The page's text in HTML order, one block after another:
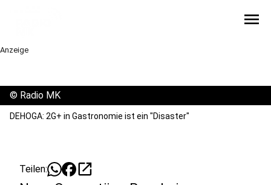
menu
Anzeige
© Radio MK
DEHOGA: 2G+ in Gastronomie ist ein "Disaster"
Teilen: open_in_new